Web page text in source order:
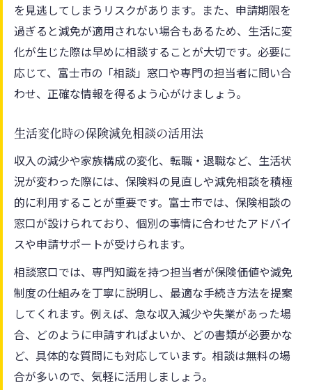
を見逃してしまうリスクがあります。また、申請期限を
過ぎると減免が適用されない場合もあるため、生活に変
化が生じた際は早めに相談することが大切です。必要に
応じて、富士市の「相談」窓口や専門の担当者に問い合
わせ、正確な情報を得るよう心がけましょう。
生活変化時の保険減免相談の活用法
収入の減少や家族構成の変化、転職・退職など、生活状
況が変わった際には、保険料の見直しや減免相談を積極
的に利用することが重要です。富士市では、保険相談の
窓口が設けられており、個別の事情に合わせたアドバイ
スや申請サポートが受けられます。
相談窓口では、専門知識を持つ担当者が保険価値や減免
制度の仕組みを丁寧に説明し、最適な手続き方法を提案
してくれます。例えば、急な収入減少や失業があった場
合、どのように申請すればよいか、どの書類が必要かな
ど、具体的な質問にも対応しています。相談は無料の場
合が多いので、気軽に活用しましょう。